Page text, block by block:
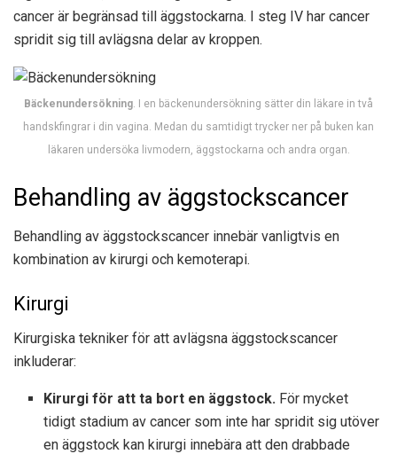
cancer är begränsad till äggstockarna. I steg IV har cancer
spridit sig till avlägsna delar av kroppen.
Bäckenundersökning. I en bäckenundersökning sätter din läkare in två
handskfingrar i din vagina. Medan du samtidigt trycker ner på buken kan
läkaren undersöka livmodern, äggstockarna och andra organ.
Behandling av äggstockscancer
Behandling av äggstockscancer innebär vanligtvis en
kombination av kirurgi och kemoterapi.
Kirurgi
Kirurgiska tekniker för att avlägsna äggstockscancer
inkluderar:
Kirurgi för att ta bort en äggstock. För mycket
tidigt stadium av cancer som inte har spridit sig utöver
en äggstock kan kirurgi innebära att den drabbade